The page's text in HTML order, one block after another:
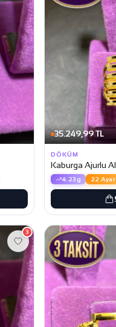
35.249,99 TL
DÖKÜM
Kaburga Ajurlu
4.23g 22 Ayar
3